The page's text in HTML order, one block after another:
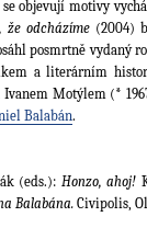
objevují motivy
že odcházíme (2004)
posmrtně vydaný
a literárním
Ivanem Motýlem (*
Balabán.
(eds.): Honzo, ahoj!
Balabána. Civipolis,